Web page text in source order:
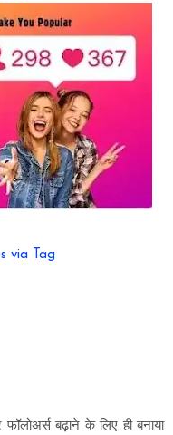
via Tag
बढ़ाने के लिए ही बनाया